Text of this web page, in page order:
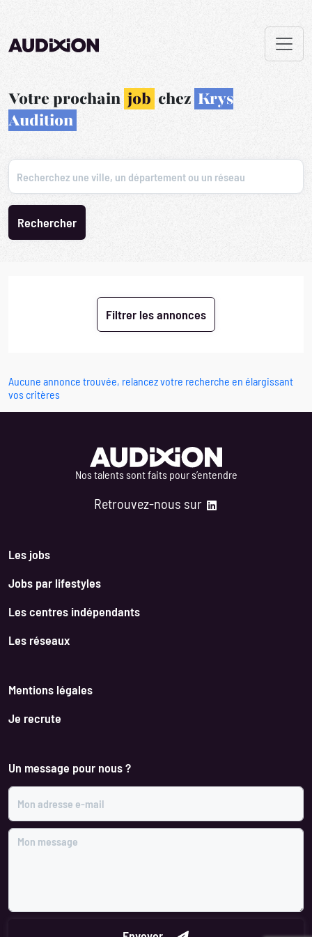
Votre prochain job chez Krys
Audition
Recherchez une ville, un département ou un réseau
Aucune annonce trouvée, relancez votre recherche en élargissant
vos critères
Nos talents sont faits pour s’entendre
Retrouvez-nous sur
Les jobs
Jobs par lifestyles
Les centres indépendants
Les réseaux
Mentions légales
Je recrute
Un message pour nous ?
Mon adresse e-mail
Mon message